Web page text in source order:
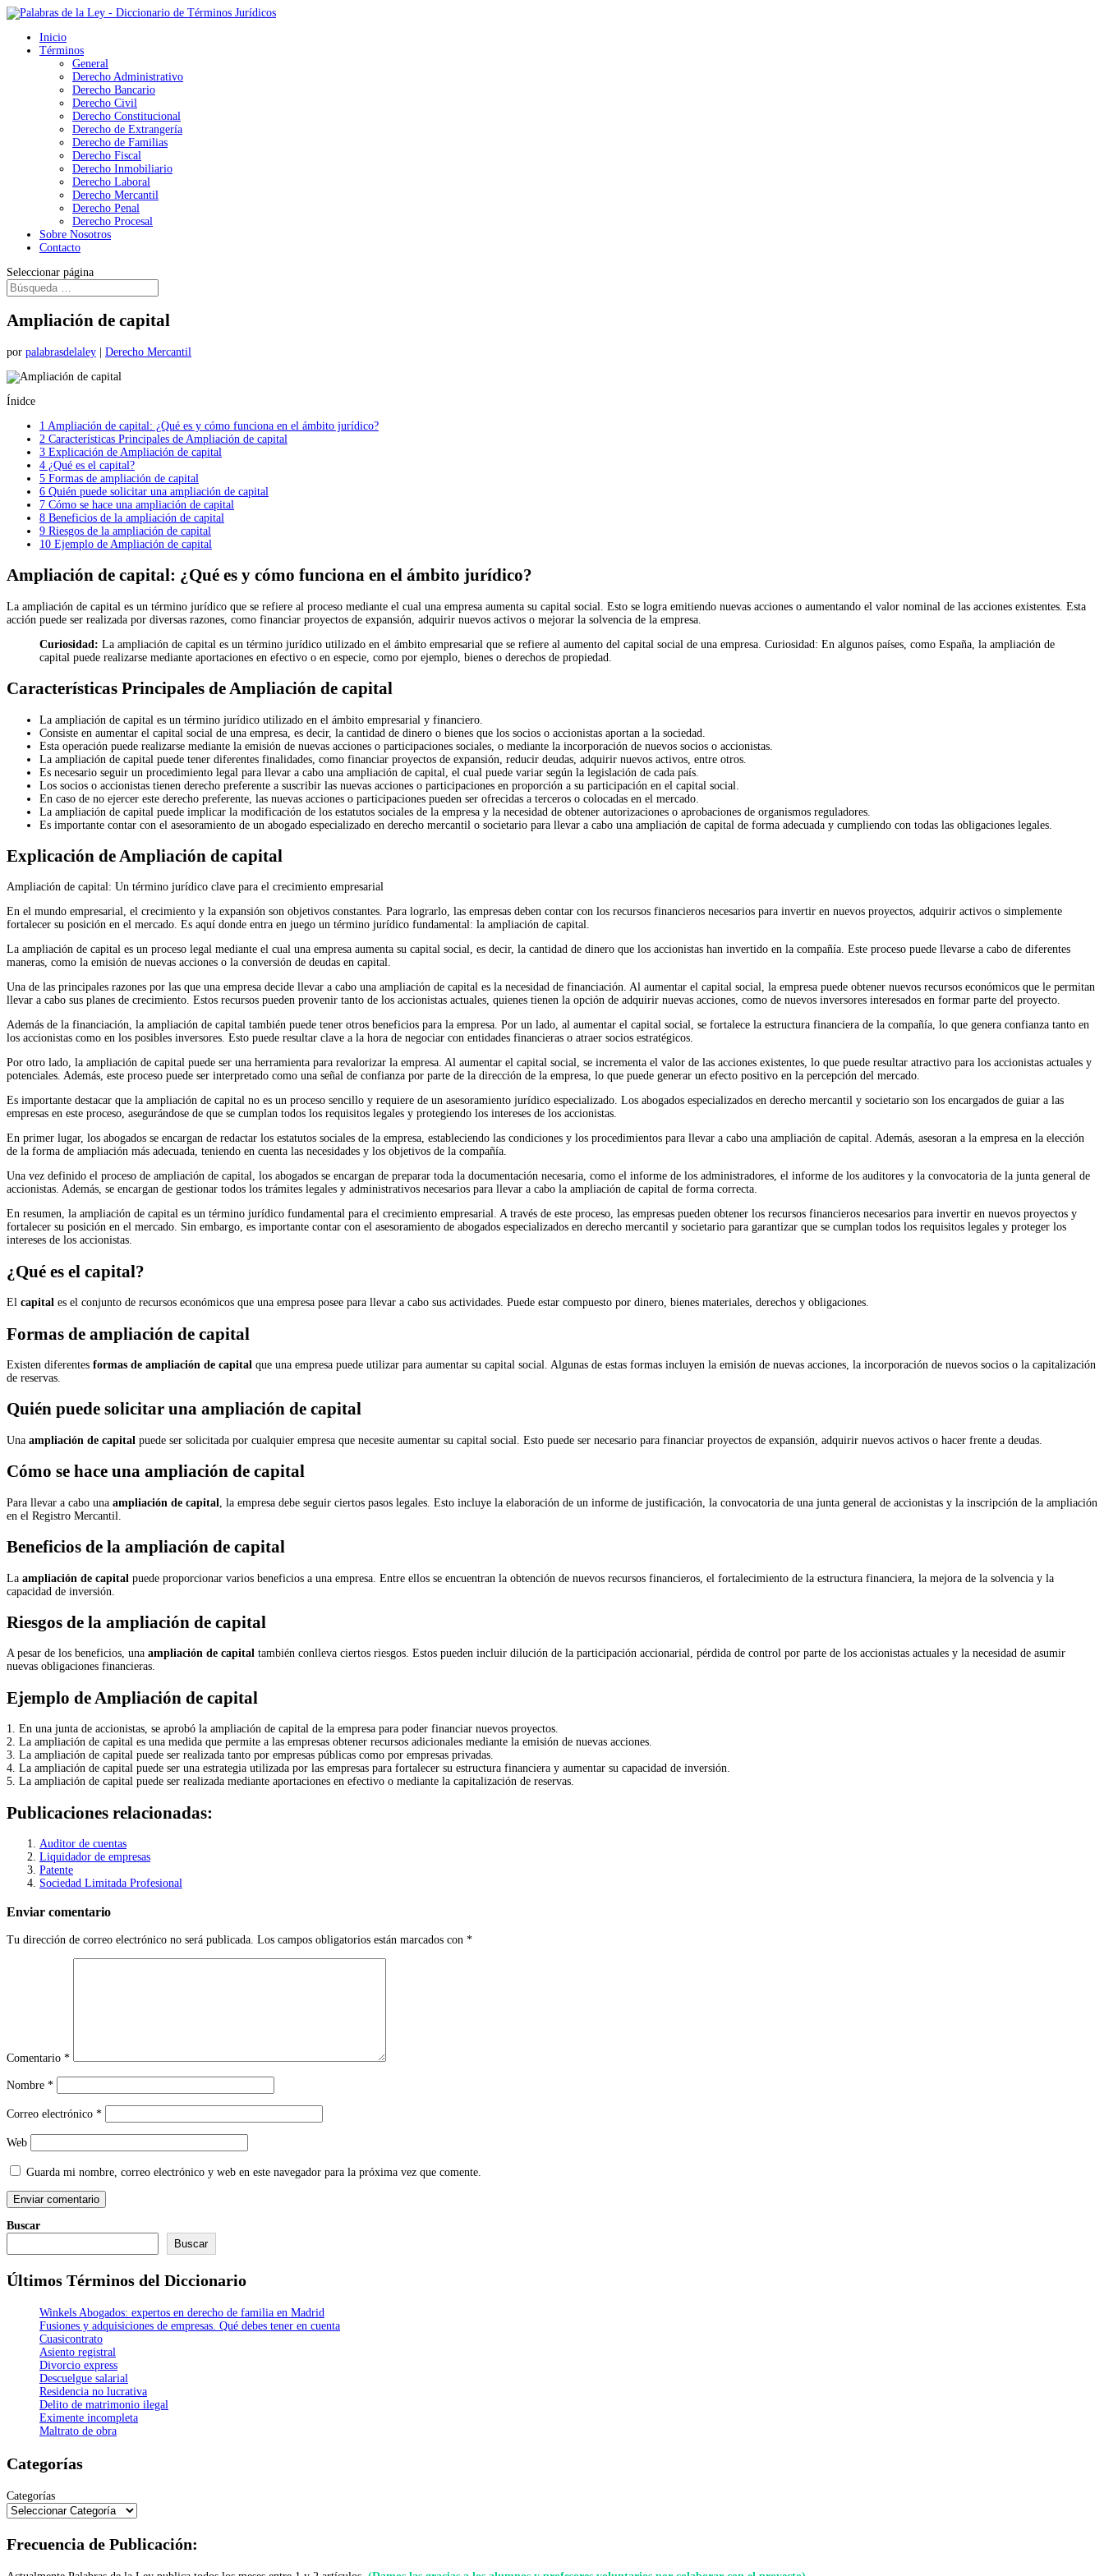
Inicio
Términos
General
Derecho Administrativo
Derecho Bancario
Derecho Civil
Derecho Constitucional
Derecho de Extrangería
Derecho de Familias
Derecho Fiscal
Derecho Inmobiliario
Derecho Laboral
Derecho Mercantil
Derecho Penal
Derecho Procesal
Sobre Nosotros
Contacto
Seleccionar página
Ampliación de capital
por palabrasdelaley Derecho Mercantil
Ínidce
1 Ampliación de capital: ¿Qué es y cómo funciona en el ámbito jurídico?
2 Características Principales de Ampliación de capital
3 Explicación de Ampliación de capital
4 ¿Qué es el capital?
5 Formas de ampliación de capital
6 Quién puede solicitar una ampliación de capital
7 Cómo se hace una ampliación de capital
8 Beneficios de la ampliación de capital
9 Riesgos de la ampliación de capital
10 Ejemplo de Ampliación de capital
Ampliación de capital: ¿Qué es y cómo funciona en el ámbito jurídico?
La ampliación de capital es un término jurídico que se refiere al proceso mediante el cual una empresa aumenta su capital social. Esto se logra emitiendo nuevas acciones o aumentando el valor nominal de las acciones existentes. Esta
acción puede ser realizada por diversas razones, como financiar proyectos de expansión, adquirir nuevos activos o mejorar la solvencia de la empresa.
Curiosidad: La ampliación de capital es un término jurídico utilizado en el ámbito empresarial que se refiere al aumento del capital social de una empresa. Curiosidad: En algunos países, como España, la ampliación de
capital puede realizarse mediante aportaciones en efectivo o en especie, como por ejemplo, bienes o derechos de propiedad.
Características Principales de Ampliación de capital
La ampliación de capital es un término jurídico utilizado en el ámbito empresarial y financiero.
Consiste en aumentar el capital social de una empresa, es decir, la cantidad de dinero o bienes que los socios o accionistas aportan a la sociedad.
Esta operación puede realizarse mediante la emisión de nuevas acciones o participaciones sociales, o mediante la incorporación de nuevos socios o accionistas.
La ampliación de capital puede tener diferentes finalidades, como financiar proyectos de expansión, reducir deudas, adquirir nuevos activos, entre otros.
Es necesario seguir un procedimiento legal para llevar a cabo una ampliación de capital, el cual puede variar según la legislación de cada país.
Los socios o accionistas tienen derecho preferente a suscribir las nuevas acciones o participaciones en proporción a su participación en el capital social.
En caso de no ejercer este derecho preferente, las nuevas acciones o participaciones pueden ser ofrecidas a terceros o colocadas en el mercado.
La ampliación de capital puede implicar la modificación de los estatutos sociales de la empresa y la necesidad de obtener autorizaciones o aprobaciones de organismos reguladores.
Es importante contar con el asesoramiento de un abogado especializado en derecho mercantil o societario para llevar a cabo una ampliación de capital de forma adecuada y cumpliendo con todas las obligaciones legales.
Explicación de Ampliación de capital
Ampliación de capital: Un término jurídico clave para el crecimiento empresarial
En el mundo empresarial, el crecimiento y la expansión son objetivos constantes. Para lograrlo, las empresas deben contar con los recursos financieros necesarios para invertir en nuevos proyectos, adquirir activos o simplemente
fortalecer su posición en el mercado. Es aquí donde entra en juego un término jurídico fundamental: la ampliación de capital.
La ampliación de capital es un proceso legal mediante el cual una empresa aumenta su capital social, es decir, la cantidad de dinero que los accionistas han invertido en la compañía. Este proceso puede llevarse a cabo de diferentes
maneras, como la emisión de nuevas acciones o la conversión de deudas en capital.
Una de las principales razones por las que una empresa decide llevar a cabo una ampliación de capital es la necesidad de financiación. Al aumentar el capital social, la empresa puede obtener nuevos recursos económicos que le permitan
llevar a cabo sus planes de crecimiento. Estos recursos pueden provenir tanto de los accionistas actuales, quienes tienen la opción de adquirir nuevas acciones, como de nuevos inversores interesados en formar parte del proyecto.
Además de la financiación, la ampliación de capital también puede tener otros beneficios para la empresa. Por un lado, al aumentar el capital social, se fortalece la estructura financiera de la compañía, lo que genera confianza tanto en
los accionistas como en los posibles inversores. Esto puede resultar clave a la hora de negociar con entidades financieras o atraer socios estratégicos.
Por otro lado, la ampliación de capital puede ser una herramienta para revalorizar la empresa. Al aumentar el capital social, se incrementa el valor de las acciones existentes, lo que puede resultar atractivo para los accionistas actuales y
potenciales. Además, este proceso puede ser interpretado como una señal de confianza por parte de la dirección de la empresa, lo que puede generar un efecto positivo en la percepción del mercado.
Es importante destacar que la ampliación de capital no es un proceso sencillo y requiere de un asesoramiento jurídico especializado. Los abogados especializados en derecho mercantil y societario son los encargados de guiar a las
empresas en este proceso, asegurándose de que se cumplan todos los requisitos legales y protegiendo los intereses de los accionistas.
En primer lugar, los abogados se encargan de redactar los estatutos sociales de la empresa, estableciendo las condiciones y los procedimientos para llevar a cabo una ampliación de capital. Además, asesoran a la empresa en la elección
de la forma de ampliación más adecuada, teniendo en cuenta las necesidades y los objetivos de la compañía.
Una vez definido el proceso de ampliación de capital, los abogados se encargan de preparar toda la documentación necesaria, como el informe de los administradores, el informe de los auditores y la convocatoria de la junta general de
accionistas. Además, se encargan de gestionar todos los trámites legales y administrativos necesarios para llevar a cabo la ampliación de capital de forma correcta.
En resumen, la ampliación de capital es un término jurídico fundamental para el crecimiento empresarial. A través de este proceso, las empresas pueden obtener los recursos financieros necesarios para invertir en nuevos proyectos y
fortalecer su posición en el mercado. Sin embargo, es importante contar con el asesoramiento de abogados especializados en derecho mercantil y societario para garantizar que se cumplan todos los requisitos legales y proteger los
intereses de los accionistas.
¿Qué es el capital?
El capital es el conjunto de recursos económicos que una empresa posee para llevar a cabo sus actividades. Puede estar compuesto por dinero, bienes materiales, derechos y obligaciones.
Formas de ampliación de capital
Existen diferentes formas de ampliación de capital que una empresa puede utilizar para aumentar su capital social. Algunas de estas formas incluyen la emisión de nuevas acciones, la incorporación de nuevos socios o la capitalización
de reservas.
Quién puede solicitar una ampliación de capital
Una ampliación de capital puede ser solicitada por cualquier empresa que necesite aumentar su capital social. Esto puede ser necesario para financiar proyectos de expansión, adquirir nuevos activos o hacer frente a deudas.
Cómo se hace una ampliación de capital
Para llevar a cabo una ampliación de capital
, la empresa debe seguir ciertos pasos legales. Esto incluye la elaboración de un informe de justificación, la convocatoria de una junta general de accionistas y la inscripción de la ampliación
en el Registro Mercantil.
Beneficios de la ampliación de capital
La ampliación de capital puede proporcionar varios beneficios a una empresa. Entre ellos se encuentran la obtención de nuevos recursos financieros, el fortalecimiento de la estructura financiera, la mejora de la solvencia y la
capacidad de inversión.
Riesgos de la ampliación de capital
A pesar de los beneficios, una ampliación de capital también conlleva ciertos riesgos. Estos pueden incluir dilución de la participación accionarial, pérdida de control por parte de los accionistas actuales y la necesidad de asumir
nuevas obligaciones financieras.
Ejemplo de Ampliación de capital
1. En una junta de accionistas, se aprobó la ampliación de capital de la empresa para poder financiar nuevos proyectos.
2. La ampliación de capital es una medida que permite a las empresas obtener recursos adicionales mediante la emisión de nuevas acciones.
3. La ampliación de capital puede ser realizada tanto por empresas públicas como por empresas privadas.
4. La ampliación de capital puede ser una estrategia utilizada por las empresas para fortalecer su estructura financiera y aumentar su capacidad de inversión.
5. La ampliación de capital puede ser realizada mediante aportaciones en efectivo o mediante la capitalización de reservas.
Publicaciones relacionadas:
Auditor de cuentas
Liquidador de empresas
Patente
Sociedad Limitada Profesional
Enviar comentario
Tu dirección de correo electrónico no será publicada. Los campos obligatorios están marcados con *
Comentario *
Nombre *
Correo electrónico *
Web
Guarda mi nombre, correo electrónico y web en este navegador para la próxima vez que comente.
Buscar
Buscar
Últimos Términos del Diccionario
Winkels Abogados: expertos en derecho de familia en Madrid
Fusiones y adquisiciones de empresas. Qué debes tener en cuenta
Cuasicontrato
Asiento registral
Divorcio express
Descuelgue salarial
Residencia no lucrativa
Delito de matrimonio ilegal
Eximente incompleta
Maltrato de obra
Categorías
Categorías
Frecuencia de Publicación: